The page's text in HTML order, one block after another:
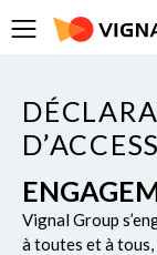
Vignal Group
à toutes et à